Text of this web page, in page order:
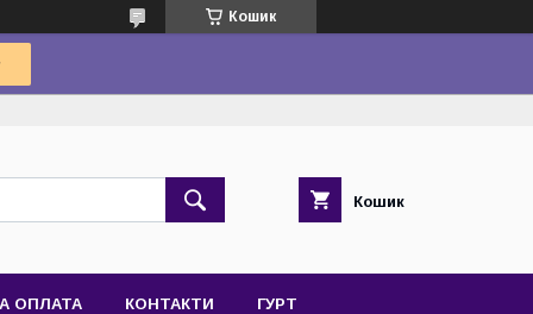
Кошик
Кошик
ОПЛАТА КОНТАКТИ ГУРТ